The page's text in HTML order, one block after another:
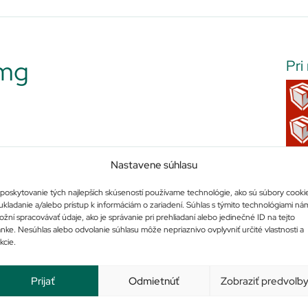
Nastavene súhlasu
tých najlepších skúseností používame technológie, ako sú súbory
a/alebo prístup k informáciám o zariadení. Súhlas s týmito technológiami
spracovávať údaje, ako je správanie pri prehliadaní alebo jedinečné ID na tejto
Nesúhlas alebo odvolanie súhlasu môže nepriaznivo ovplyvniť určité vlastnosti a
Prijať Odmietnúť Zobraziť
Pri